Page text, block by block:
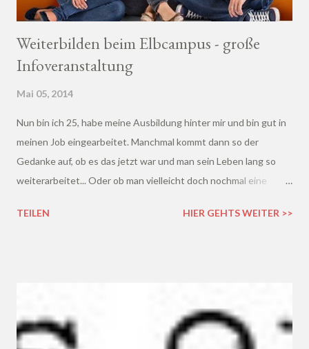
Weiterbilden beim Elbcampus - große
Infoveranstaltung
Mai 05, 2014
Nun bin ich 25, habe meine Ausbildung hinter mir und bin gut in
meinen Job eingearbeitet. Manchmal kommt dann so der
Gedanke auf, ob es das jetzt war und man sein Leben lang so
weiterarbeitet... Oder ob man vielleicht doch nochmal eine
muss man sich dann natürlich nochmal hinsetzen und büffeln,
TEILEN HIER GEHTS WEITER >>